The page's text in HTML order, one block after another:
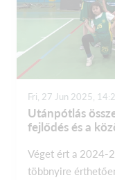
Fri, 27 Jun 2025,
Utánpótlás
fejlődés és a
Véget ért a 2024-
többnyire